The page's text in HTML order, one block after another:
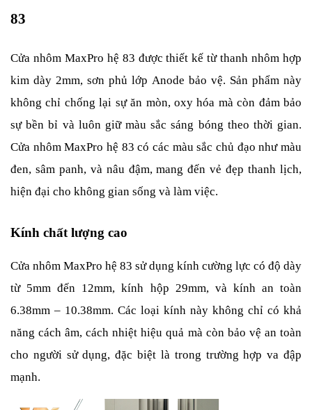
83
Cửa nhôm MaxPro hệ 83 được thiết kế từ thanh nhôm hợp
kim dày 2mm, sơn phủ lớp Anode bảo vệ. Sản phẩm này
không chỉ chống lại sự ăn mòn, oxy hóa mà còn đảm bảo
sự bền bỉ và luôn giữ màu sắc sáng bóng theo thời gian.
Cửa nhôm MaxPro hệ 83 có các màu sắc chủ đạo như màu
đen, sâm panh, và nâu đậm, mang đến vẻ đẹp thanh lịch,
hiện đại cho không gian sống và làm việc.
Kính chất lượng cao
Cửa nhôm MaxPro hệ 83 sử dụng kính cường lực có độ dày
từ 5mm đến 12mm, kính hộp 29mm, và kính an toàn
6.38mm – 10.38mm. Các loại kính này không chỉ có khả
năng cách âm, cách nhiệt hiệu quả mà còn bảo vệ an toàn
cho người sử dụng, đặc biệt là trong trường hợp va đập
mạnh.